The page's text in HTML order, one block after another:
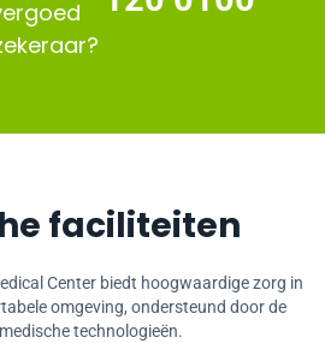
faciliteiten
Center biedt hoogwaardige zorg in
omgeving, ondersteund door de
technologieën.